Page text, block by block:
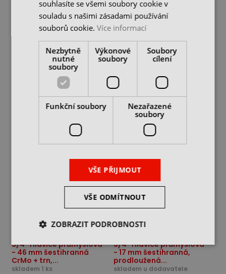
3/4” Hlavice průmyslová
- 41 mm šestihranná
CrMo + trn,...
skladem 1 ks
432 Kč
DO KOŠÍKU
3/4” Hlavice průmyslová
- 42 mm šestihranná
CrMo + trn,...
357 Kč 510 Kč
cena bez DPH
DO KOŠÍKU
3/4” Hlavice průmyslová
- 46 mm šestihranná
CrMo + trn,...
skladem 1 ks
-30%
3/4” Hlavice průmyslová
- 17 mm šestihranná,
prodloužená...
skladem u dodavatele
souhlasíte se všemi soubory cookie v
souladu s našimi zásadami používání
souborů cookie.Více informací
Nezbytně
nutné
soubory
Výkonové
soubory
Soubory
cílení
Funkční soubory
Nezařazené
soubory
VŠE PŘIJMOUT
VŠE ODMÍTNOUT
ZOBRAZIT PODROBNOSTI